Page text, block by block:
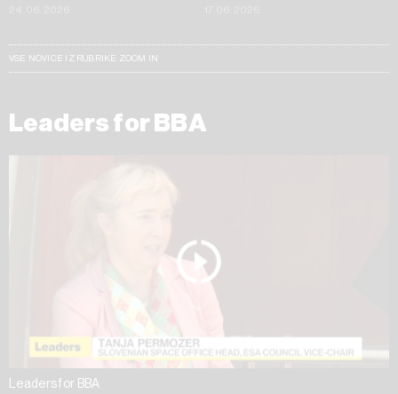
VSE NOVICE IZ RUBRIKE ZOOM IN
Leaders for BBA
Leaders for BBA